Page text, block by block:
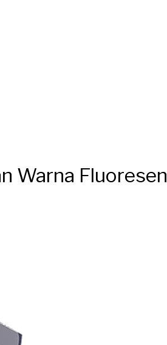
Warna Fluoresen